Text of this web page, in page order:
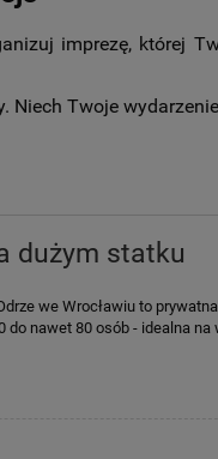
imprezę, której
Twoje
dużym statku
we Wrocławiu to
do nawet 80 osób - idealna